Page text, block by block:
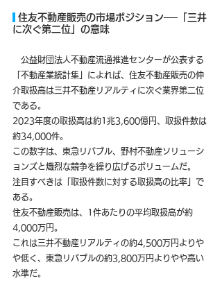
住友不動産販売の市場ポジション──「三井
に次ぐ第二位」の意味
公益財団法人不動産流通推進センターが公表する
「不動産業統計集」によれば、住友不動産販売の仲
介取扱高は三井不動産リアルティに次ぐ業界第二位
である。
2023年度の取扱高は約1兆3,600億円、取扱件数は
約34,000件。
この数字は、東急リバブル、野村不動産ソリューシ
ョンズと熾烈な競争を繰り広げるボリュームだ。
注目すべきは「取扱件数に対する取扱高の比率」で
ある。
住友不動産販売は、1件あたりの平均取扱高が約
4,000万円。
これは三井不動産リアルティの約4,500万円よりや
や低く、東急リバブルの約3,800万円よりやや高い
水準だ。